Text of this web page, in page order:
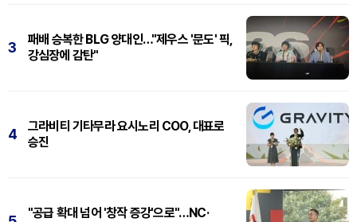
3
패배 승복한 BLG 양대인…"제우스 '문도' 픽,
강심장에 감탄"
4
그라비티 기타무라 요시노리 COO, 대표로
승진
"공급 확대 넘어 '창작 증강'으로"…NC·